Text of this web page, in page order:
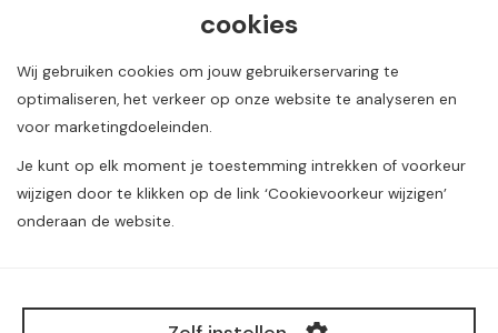
info@bouwbox.nl
cookies
Wij gebruiken cookies om jouw gebruikerservaring te
optimaliseren, het verkeer op onze website te analyseren en
voor marketingdoeleinden.
Je kunt op elk moment je toestemming intrekken of voorkeur
wijzigen door te klikken op de link ‘Cookievoorkeur wijzigen’
onderaan de website.